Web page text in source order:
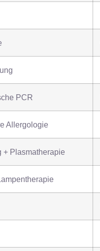
PCR
Allergologie
+ Plasmatherapie